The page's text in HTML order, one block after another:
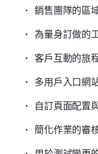
銷售團隊的區
為量身訂做的
客戶互動的旅
多用戶入口網
自訂頁面配置
簡化作業的審